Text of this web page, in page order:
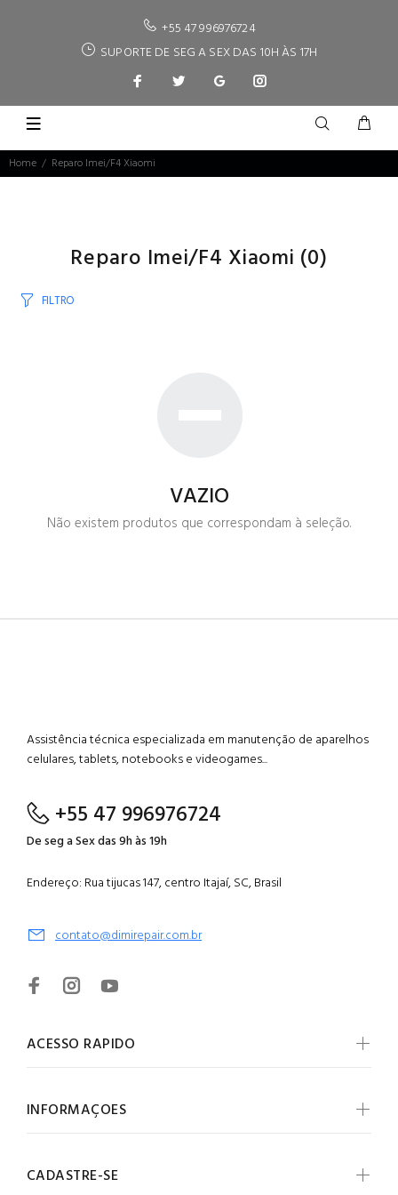
+55 47 996976724
SUPORTE DE SEG A SEX DAS 10H ÀS 17H
Home Reparo Imei/F4 Xiaomi
Reparo Imei/F4 Xiaomi (0)
FILTRO
VAZIO
Não existem produtos que correspondam à seleção.
CADASTRE-SE
Assistência técnica especializada em manutenção de aparelhos
celulares, tablets, notebooks e videogames...
+55 47 996976724
De seg a Sex das 9h às 19h
Endereço: Rua tijucas 147, centro Itajaí, SC, Brasil
contato@dimirepair.com.br
ACESSO RAPIDO
INFORMAÇOES